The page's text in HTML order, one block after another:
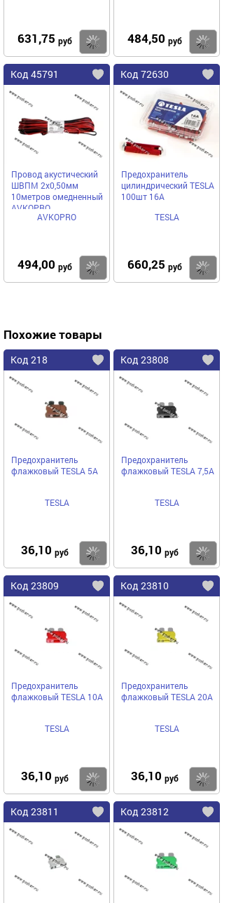
631,75 руб Купить
484,50 руб
Код 45791
Провод акустический
ШВПМ 2х0,50мм
10метров омедненный
AVKOPRO
AVKOPRO
494,00 руб Купить
Код 72630
Предохранитель
цилиндрический TESLA
100шт 16A
TESLA
660,25 руб
Похожие товары
Код 218
Предохранитель
флажковый TESLA 5A
TESLA
36,10 руб Купить
Код 23808
Предохранитель
флажковый TESLA 7,5A
TESLA
36,10 руб
Код 23809
Предохранитель
флажковый TESLA 10A
TESLA
36,10 руб Купить
Код 23810
Предохранитель
флажковый TESLA 20A
TESLA
36,10 руб
Код 23811 Код 23812